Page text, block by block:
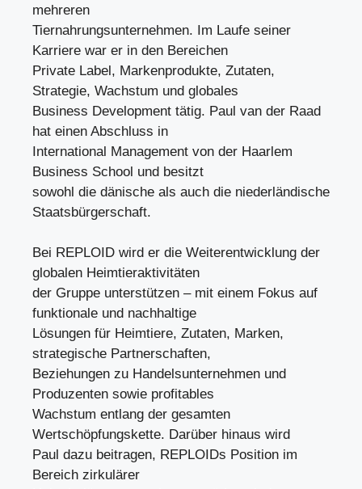
mehreren
Tiernahrungsunternehmen. Im Laufe seiner
Karriere war er in den Bereichen
Private Label, Markenprodukte, Zutaten,
Strategie, Wachstum und globales
Business Development tätig. Paul van der Raad
hat einen Abschluss in
International Management von der Haarlem
Business School und besitzt
sowohl die dänische als auch die niederländische
Staatsbürgerschaft.
Bei REPLOID wird er die Weiterentwicklung der
globalen Heimtieraktivitäten
der Gruppe unterstützen – mit einem Fokus auf
funktionale und nachhaltige
Lösungen für Heimtiere, Zutaten, Marken,
strategische Partnerschaften,
Beziehungen zu Handelsunternehmen und
Produzenten sowie profitables
Wachstum entlang der gesamten
Wertschöpfungskette. Darüber hinaus wird
Paul dazu beitragen, REPLOIDs Position im
Bereich zirkulärer